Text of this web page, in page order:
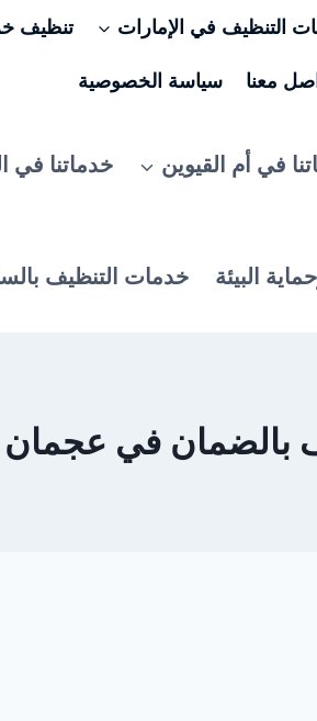
التنظيف في الإمارات تنظيف
معنا سياسة الخصوصية
في أم القيوين خدماتنا في
البيئة خدمات التنظيف
بالضمان في عجمان